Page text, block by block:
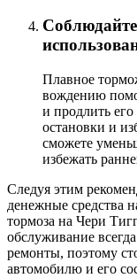
Плавное
вождению
и продлить
остановки и
сможете
избежать
Следуя этим
денежные средства
тормоза на Чери
обслуживание
ремонты, поэтому
автомобилю и его